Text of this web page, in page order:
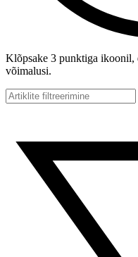
Klõpsake 3 punktiga ikoonil,
võimalusi.